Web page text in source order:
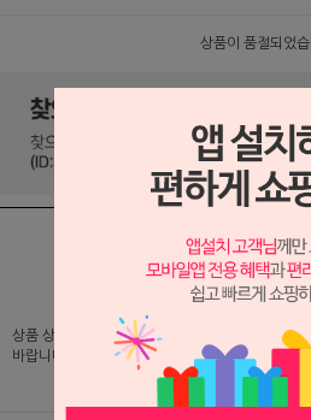
상품이 품절되었습
상품 상세 설명 및 실제 구매 가격은 로그인 후 확
바랍니다.